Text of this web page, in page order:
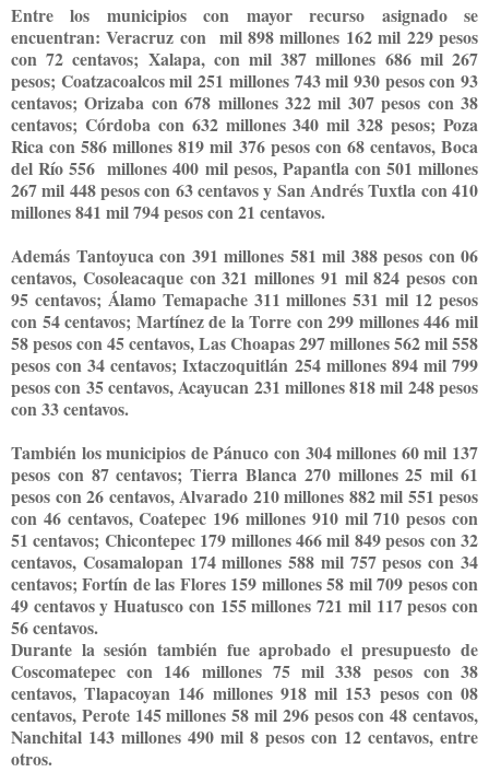
Entre los municipios con mayor recurso asignado se
encuentran: Veracruz con mil 898 millones 162 mil 229 pesos
con 72 centavos; Xalapa, con mil 387 millones 686 mil 267
pesos; Coatzacoalcos mil 251 millones 743 mil 930 pesos con 93
centavos; Orizaba con 678 millones 322 mil 307 pesos con 38
centavos; Córdoba con 632 millones 340 mil 328 pesos; Poza
Rica con 586 millones 819 mil 376 pesos con 68 centavos, Boca
del Río 556 millones 400 mil pesos, Papantla con 501 millones
267 mil 448 pesos con 63 centavos y San Andrés Tuxtla con 410
millones 841 mil 794 pesos con 21 centavos.
Además Tantoyuca con 391 millones 581 mil 388 pesos con 06
centavos, Cosoleacaque con 321 millones 91 mil 824 pesos con
95 centavos; Álamo Temapache 311 millones 531 mil 12 pesos
con 54 centavos; Martínez de la Torre con 299 millones 446 mil
58 pesos con 45 centavos, Las Choapas 297 millones 562 mil 558
pesos con 34 centavos; Ixtaczoquitlán 254 millones 894 mil 799
pesos con 35 centavos, Acayucan 231 millones 818 mil 248 pesos
con 33 centavos.
También los municipios de Pánuco con 304 millones 60 mil 137
pesos con 87 centavos; Tierra Blanca 270 millones 25 mil 61
pesos con 26 centavos, Alvarado 210 millones 882 mil 551 pesos
con 46 centavos, Coatepec 196 millones 910 mil 710 pesos con
51 centavos; Chicontepec 179 millones 466 mil 849 pesos con 32
centavos, Cosamalopan 174 millones 588 mil 757 pesos con 34
centavos; Fortín de las Flores 159 millones 58 mil 709 pesos con
49 centavos y Huatusco con 155 millones 721 mil 117 pesos con
56 centavos.
Durante la sesión también fue aprobado el presupuesto de
Coscomatepec con 146 millones 75 mil 338 pesos con 38
centavos, Tlapacoyan 146 millones 918 mil 153 pesos con 08
centavos, Perote 145 millones 58 mil 296 pesos con 48 centavos,
Nanchital 143 millones 490 mil 8 pesos con 12 centavos, entre
otros.